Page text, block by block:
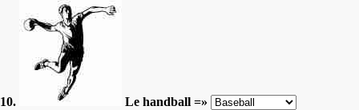
10. Le handball =»